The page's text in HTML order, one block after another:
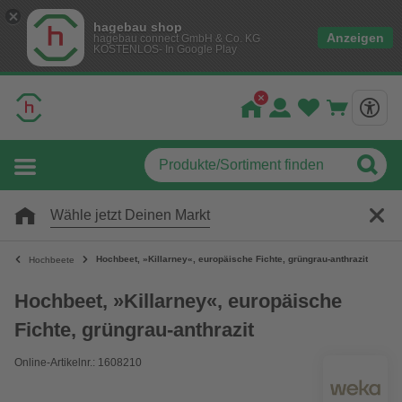
hagebau shop
hagebau connect GmbH & Co. KG
KOSTENLOS- In Google Play
Anzeigen
Wähle jetzt Deinen Markt
Hochbeete Hochbeet, »Killarney«, europäische Fichte, grüngrau-anthrazit
Hochbeet, »Killarney«, europäische
Fichte, grüngrau-anthrazit
Online-Artikelnr.: 1608210